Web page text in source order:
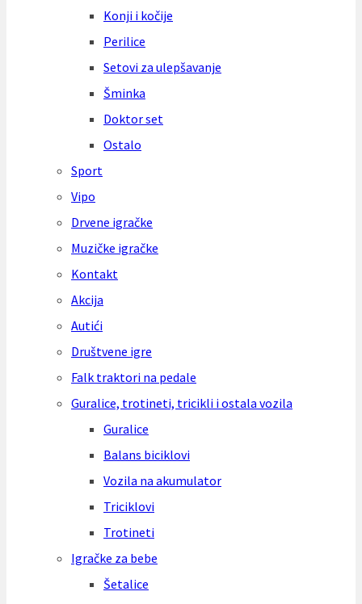
Konji i kočije
Perilice
Setovi za ulepšavanje
Šminka
Doktor set
Ostalo
Sport
Vipo
Drvene igračke
Muzičke igračke
Kontakt
Akcija
Autići
Društvene igre
Falk traktori na pedale
Guralice, trotineti, tricikli i ostala vozila
Guralice
Balans biciklovi
Vozila na akumulator
Triciklovi
Trotineti
Igračke za bebe
Šetalice